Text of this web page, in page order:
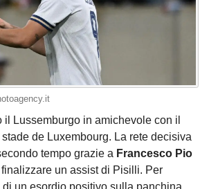
il Lussemburgo in amichevole con il
de Luxembourg. La rete decisiva
tempo grazie a Francesco Pio
finalizzare un assist di Pisilli. Per